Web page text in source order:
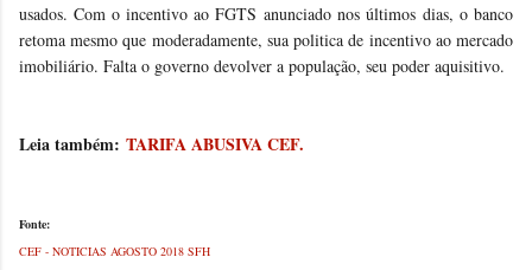
usados. Com o incentivo ao FGTS anunciado nos últimos dias, o banco
retoma mesmo que moderadamente, sua politica de incentivo ao mercado
imobiliário. Falta o governo devolver a população, seu poder aquisitivo.
Leia também: TARIFA ABUSIVA CEF.
Fonte:
CEF - NOTICIAS AGOSTO 2018 SFH